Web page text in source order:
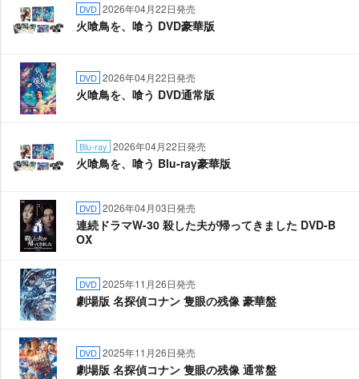
DVD 2026年04月22日発売
火喰鳥を、喰う DVD豪華版
DVD 2026年04月22日発売
火喰鳥を、喰う DVD通常版
Blu-ray 2026年04月22日発売
火喰鳥を、喰う Blu-ray豪華版
DVD 2026年04月03日発売
連続ドラマW-30 殺した夫が帰ってきました DVD-B
OX
DVD 2025年11月26日発売
劇場版 名探偵コナン 隻眼の残像 豪華盤
DVD 2025年11月26日発売
劇場版 名探偵コナン 隻眼の残像 通常盤